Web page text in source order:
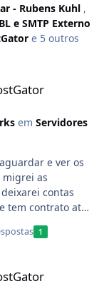
do histórico.
para cada conta.
pelo painel
Níveis
os domínios
testar e
com a
liberação e
os domínios da
ao reseller.
das
somente nos
domínios
seus domínios.
- Rubens Kuhl ,
e SMTP Externo
e 5 outros
em Servidores
e ver os
migrei as
contas
tem contrato até
1